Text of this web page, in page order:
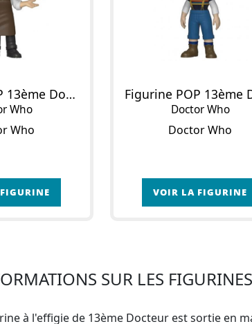
Figurine POP 13ème Docteur
Who
Who
Doctor Who
Doctor Who
VOIR LA FIGURINE
SUR LES
à l'effigie de 13ème Docteur est sortie en